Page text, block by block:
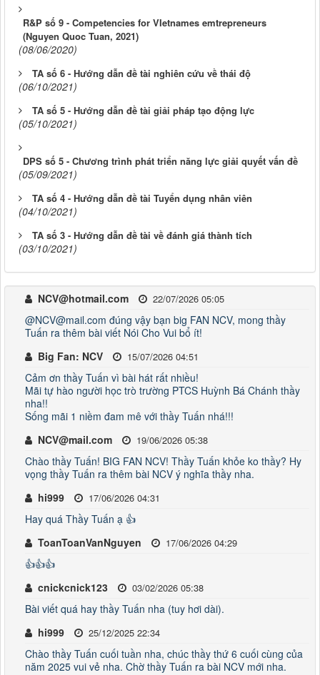
R&P số 9 - Competencies for VIetnames emtrepreneurs
(Nguyen Quoc Tuan, 2021)
(08/06/2020)
TA số 6 - Hướng dẫn đề tài nghiên cứu về thái độ
(06/10/2021)
TA số 5 - Hướng dẫn đề tài giải pháp tạo động lực
(05/10/2021)
DPS số 5 - Chương trình phát triển năng lực giải quyết vấn đề
(05/09/2021)
TA số 4 - Hướng dẫn đề tài Tuyển dụng nhân viên
(04/10/2021)
TA số 3 - Hướng dẫn đề tài về đánh giá thành tích
(03/10/2021)
NCV@hotmail.com 22/07/2026 05:05
@NCV@mail.com đúng vậy bạn big FAN NCV, mong thầy
Tuấn ra thêm bài viết Nói Cho Vui bổ ít!
Big Fan: NCV
15/07/2026 04:51
Cảm ơn thầy Tuấn vì bài hát rất nhiều!
Mãi tự hào người học trò trường PTCS Huỳnh Bá Chánh thầy
nha!!
Sống mãi 1 niềm đam mê với thầy Tuấn nhá!!!
NCV@mail.com
19/06/2026 05:38
Chào thầy Tuấn! BIG FAN NCV! Thầy Tuấn khỏe ko thầy? Hy
vọng thầy Tuấn ra thêm bài NCV ý nghĩa thầy nha.
hi999
17/06/2026 04:31
Hay quá Thầy Tuấn ạ 👍
ToanToanVanNguyen
17/06/2026 04:29
👍👍👍
cnickcnick123
03/02/2026 05:38
Bài viết quá hay thầy Tuấn nha (tuy hơi dài).
hi999
25/12/2025 22:34
Chào thầy Tuấn cuối tuần nha, chúc thầy thứ 6 cuối cùng của
năm 2025 vui vẻ nha. Chờ thầy Tuấn ra bài NCV mới nha.